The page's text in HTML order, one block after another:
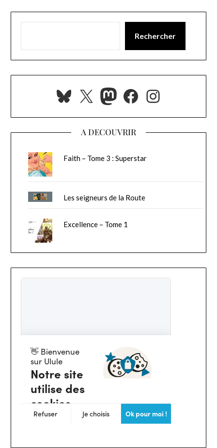
Rechercher
Bluesky
X Mastodon
Facebook
A DECOUVRIR
Faith – Tome 3 : Superstar
Les seigneurs de la Route
Excellence – Tome 1